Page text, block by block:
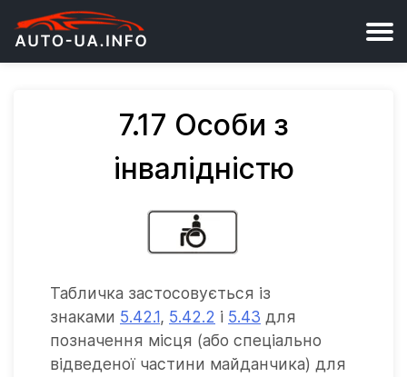
7.17 Особи з
інвалідністю
Табличка застосовується із
знаками 5.42.1, 5.42.2 і 5.43 для
позначення місця (або спеціально
відведеної частини майданчика) для